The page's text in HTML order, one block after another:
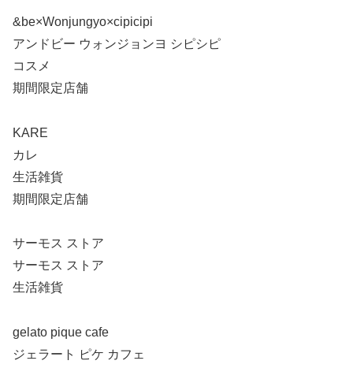
&be×Wonjungyo×cipicipi
アンドビー ウォンジョンヨ シピシピ
コスメ
期間限定店舗
KARE
カレ
生活雑貨
期間限定店舗
サーモス ストア
サーモス ストア
生活雑貨
gelato pique cafe
ジェラート ピケ カフェ